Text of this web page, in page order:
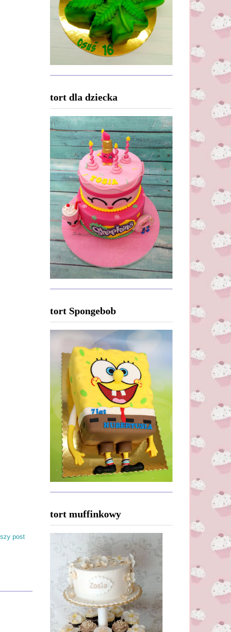
post
tort dla dziecka
tort Spongebob
tort muffinkowy